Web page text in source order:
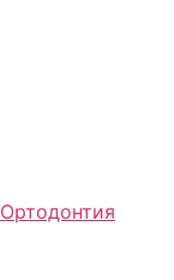
Ортодонтия